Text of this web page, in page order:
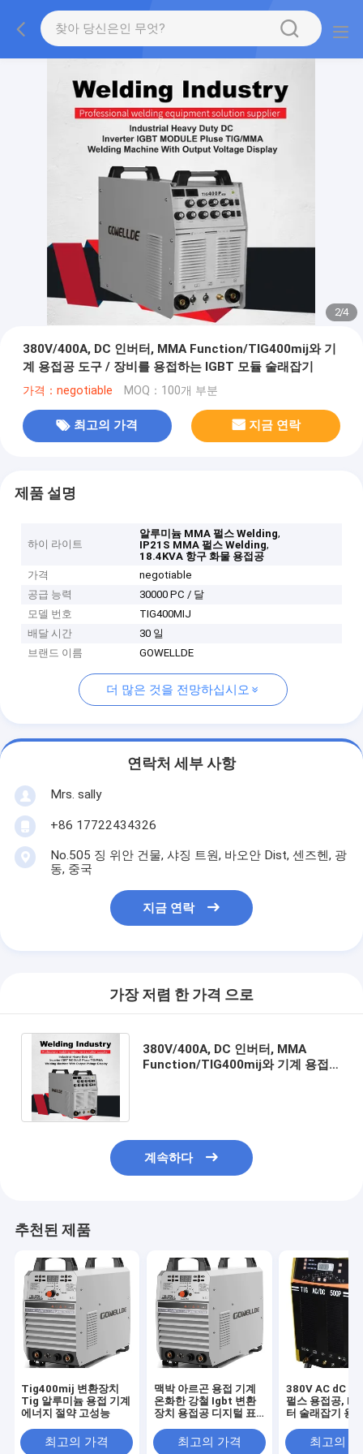
2/4
380V/400A, DC 인버터, MMA Function/TIG400mij와 기
계 용접공 도구 / 장비를 용접하는 IGBT 모듈 술래잡기
가격：negotiable MOQ：100개 부분
최고의 가격 지금 연락
제품 설명
하이 라이트
알루미늄 MMA 펄스 Welding,
IP21S MMA 펄스 Welding,
18.4KVA 항구 화물 용접공
가격
negotiable
공급 능력
30000 PC / 달
모델 번호
TIG400MIJ
배달 시간
30 일
브랜드 이름
GOWELLDE
더 많은 것을 전망하십시오
연락처 세부 사항
Mrs. sally
+86 17722434326
No.505 징 위안 건물, 샤징 트원, 바오안 Dist, 센즈헨, 광
동, 중국
지금 연락
가장 저렴 한 가격 으로
380V/400A, DC 인버터, MMA
Function/TIG400mij와 기계 용접공
계속하다
추천된 제품
Tig400mij 변환장치
Tig 알루미늄 용접 기계
에너지 절약 고성능
최고의 가격
맥박 아르곤 용접 기계
온화한 강철 Igbt 변환
장치 용접공 디지털 표
최고의 가격
380V AC dC 술
펄스 용접공,
터 술래잡기 용
최고의